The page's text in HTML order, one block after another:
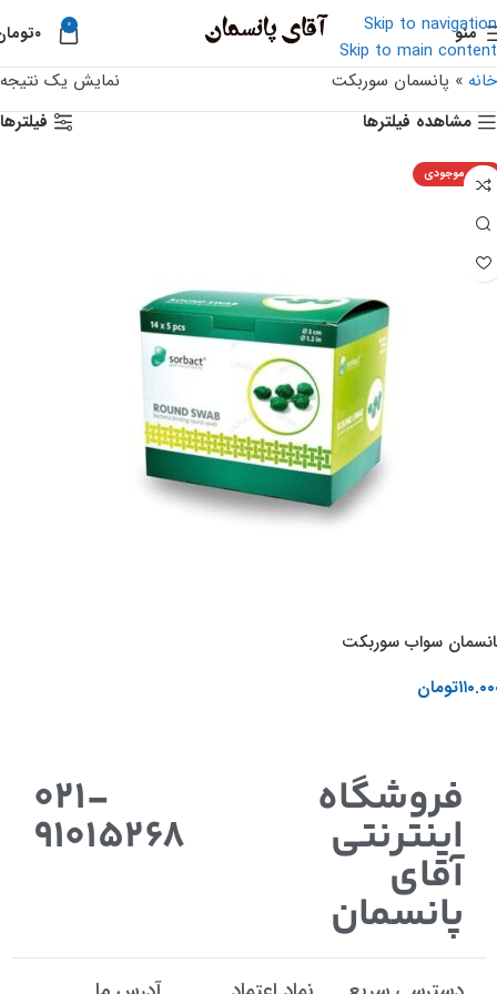
Skip to navigation
Skip to main content
منو 0 ۰
خانه » پانسمان سوربکت
نمایش یک نتیجه
مشاهده فیلترها
فیلترها
اتمام موجودی
سواب سوربکت
تومان
فروشگاه
اینترنتی
آقای
پانسمان
021-
91015268